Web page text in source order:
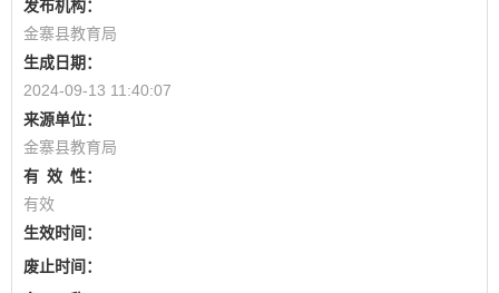
发布机构：
金寨县教育局
生成日期：
2024-09-13 11:40:07
来源单位：
金寨县教育局
有 效 性：
有效
生效时间：
废止时间：